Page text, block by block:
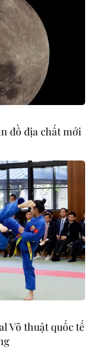
đồ địa chất mới
Võ thuật quốc tế